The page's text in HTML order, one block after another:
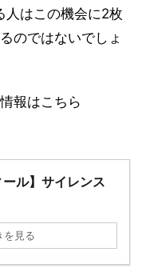
人はこの機会に2枚
のではないでしょ
報はこちら
ール】サイレンス
を見る